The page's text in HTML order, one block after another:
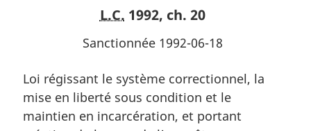
sous
condition
liberté
sous
condition
liberté
condition
L.C. 1992, ch. 20
Sanctionnée 1992-06-18
Loi régissant le système correctionnel, la
mise en liberté sous condition et le
maintien en incarcération, et portant